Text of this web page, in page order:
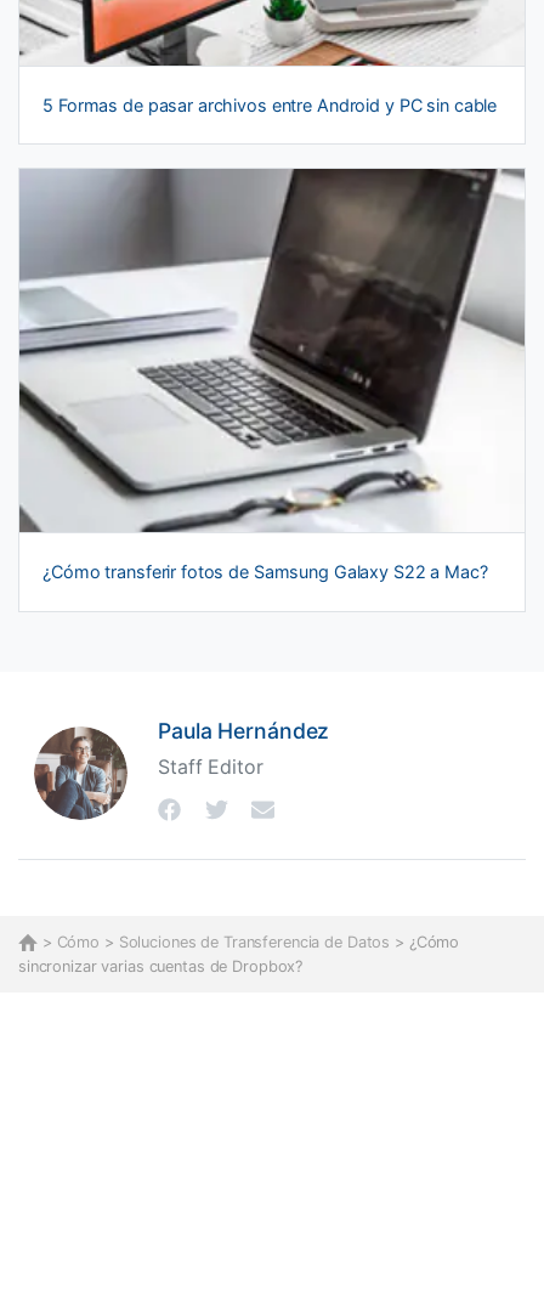
5 Formas de pasar archivos entre Android y PC sin cable
¿Cómo transferir fotos de Samsung Galaxy S22 a Mac?
Paula Hernández
Staff Editor
> Cómo > Soluciones de Transferencia de Datos > ¿Cómo
sincronizar varias cuentas de Dropbox?